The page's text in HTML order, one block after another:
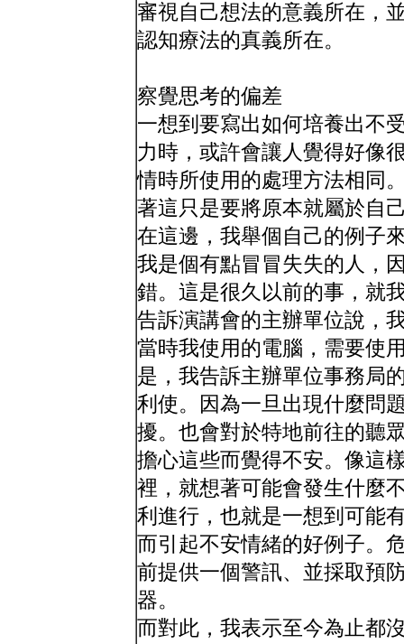
審視自己想法的意義所在，
認知療法的真義所在。
察覺思考的偏差
一想到要寫出如何培養出不
力時，或許會讓人覺得好像
情時所使用的處理方法相同
著這只是要將原本就屬於自
在這邊，我舉個自己的例子
我是個有點冒冒失失的人，
錯。這是很久以前的事，就
告訴演講會的主辦單位說，
當時我使用的電腦，需要使
是，我告訴主辦單位事務局
利使。因為一旦出現什麼問
擾。也會對於特地前往的聽
擔心這些而覺得不安。像這
裡，就想著可能會發生什麼
利進行，也就是一想到可能
而引起不安情緒的好例子。
前提供一個警訊、並採取預
器。
而對此，我表示至今為止都